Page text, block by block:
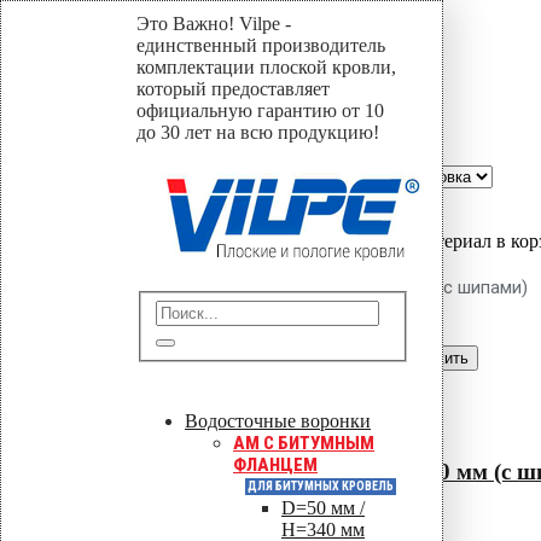
Это Важно! Vilpe -
единственный производитель
комплектации плоской кровли,
который предоставляет
официальную гарантию от 10
до 30 лет на всю продукцию!
Водосточные воронки
AM C БИТУМНЫМ
ФЛАНЦЕМ
ДЛЯ БИТУМНЫХ КРОВЕЛЬ
D=50 мм /
H=340 мм
310
Home
Магазин
310
Сортировать по::
Show:
Вы только что добавили материал в
Крепление Croco A 250 мм (с шипами)
Перейти в корзину Продолжить
Быстрый просмотр
Крепление Croco A 250 мм (с
out of 5